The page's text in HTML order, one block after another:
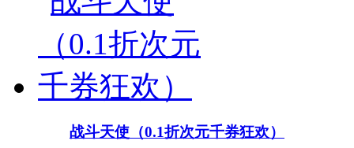
战斗天使（0.1折次元千券狂欢）